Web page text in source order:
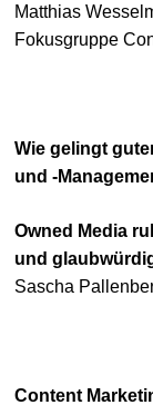
Matthias
Fokusgruppe
Wie gelingt
und -
Owned Media
und
Sascha
Content